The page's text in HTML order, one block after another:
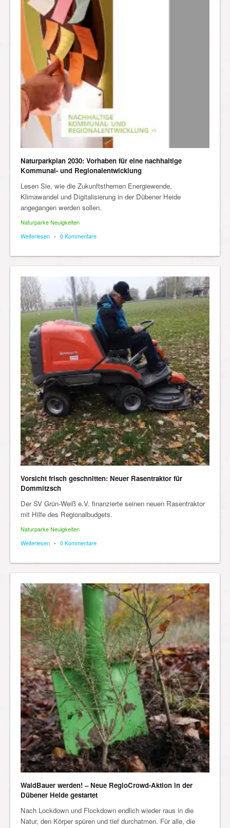
Naturparkplan 2030: Vorhaben für eine nachhaltige
Kommunal- und Regionalentwicklung
Lesen Sie, wie die Zukunftsthemen Energiewende,
Klimawandel und Digitalisierung in der Dübener Heide
angegangen werden sollen.
Naturparke Neuigkeiten
Weiterlesen • 0 Kommentare
Vorsicht frisch geschnitten: Neuer Rasentraktor für
Dommitzsch
Der SV Grün-Weiß e.V. finanzierte seinen neuen Rasentraktor
mit Hilfe des Regionalbudgets.
Naturparke Neuigkeiten
Weiterlesen • 0 Kommentare
WaldBauer werden! – Neue RegioCrowd-Aktion in der
Dübener Heide gestartet
Nach Lockdown und Flockdown endlich wieder raus in die
Natur, den Körper spüren und tief durchatmen. Für alle, die